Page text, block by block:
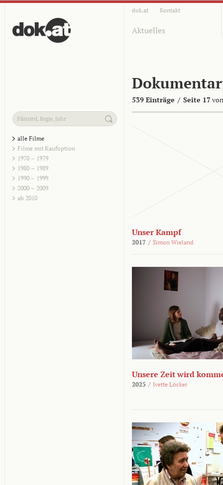
dok.at Kontakt
Aktuelles
539 Einträge / Seite 17
alle Filme
Filme mit Kaufoption
1970 – 1979
1980 – 1989
1990 – 1999
2000 – 2009
ab 2010
Unser Kampf
2017 / Simon Wieland
Unsere Zeit wird
2025 / Ivette Löcker